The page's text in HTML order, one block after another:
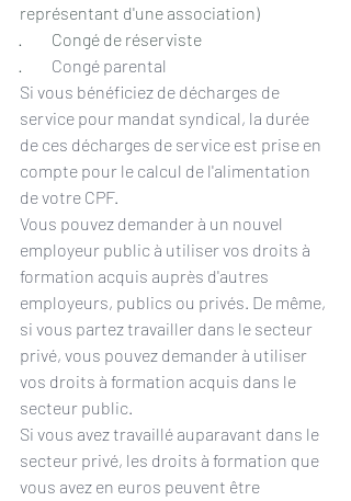
représentant d'une association)
·         Congé de réserviste
· Congé parental
Si vous bénéficiez de décharges de
service pour mandat syndical, la durée
de ces décharges de service est prise en
compte pour le calcul de l'alimentation
de votre CPF.
Vous pouvez demander à un nouvel
employeur public à utiliser vos droits à
formation acquis auprès d'autres
employeurs, publics ou privés. De même,
si vous partez travailler dans le secteur
privé, vous pouvez demander à utiliser
vos droits à formation acquis dans le
secteur public.
Si vous avez travaillé auparavant dans le
secteur privé, les droits à formation que
vous avez en euros peuvent être